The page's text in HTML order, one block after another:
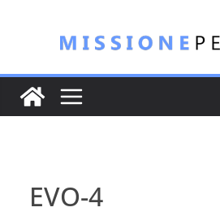
contenuto
EVO-4